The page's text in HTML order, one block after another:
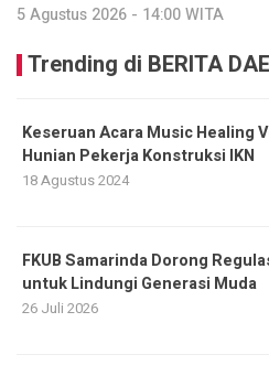
5 Agustus 2026 - 14:00 WITA
Trending di BERITA
Keseruan Acara Music Healing
Hunian Pekerja Konstruksi IKN
18 Agustus 2024
FKUB Samarinda Dorong
untuk Lindungi Generasi Muda
26 Juli 2026